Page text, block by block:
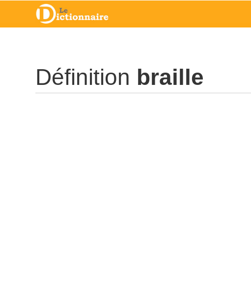
Définition braille